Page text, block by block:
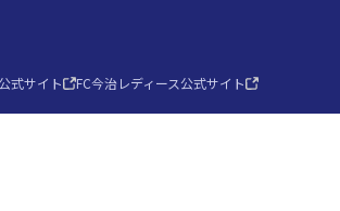
式サイト FC今治レディース公式サイト